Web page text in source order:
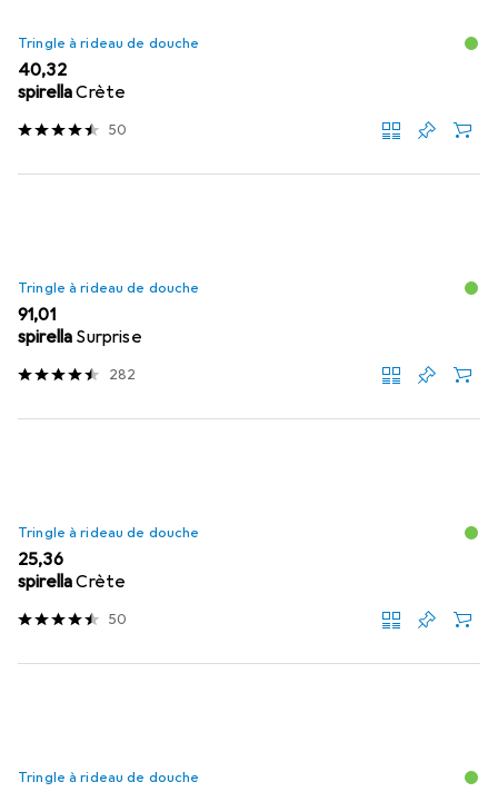
Tringle à rideau de douche
EUR
40,32
spirellaCrète
50
Tringle à rideau de douche
EUR
91,01
spirella Surprise
282
Tringle à rideau de douche
EUR
25,36
spirellaCrète
50
Tringle à rideau de douche